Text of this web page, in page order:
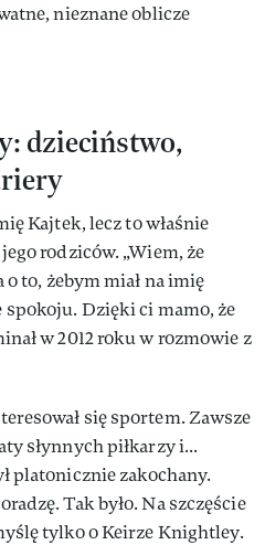
nieznane oblicze
dzieciństwo,
Kajtek, lecz to właśnie
rodziców. „Wiem, że
o to, żebym miał na imię
spokoju. Dzięki ci mamo, że
w 2012 roku w rozmowie z
się sportem. Zawsze
słynnych piłkarzy i...
platonicznie zakochany.
Tak było. Na szczęście
tylko o Keirze Knightley.